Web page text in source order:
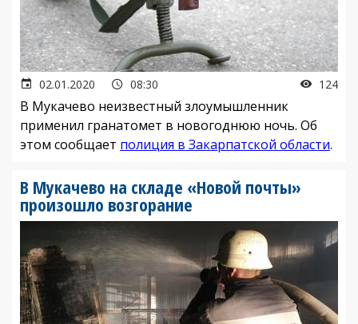
02.01.2020 08:30 124
В Мукачево неизвестный злоумышленник
применил гранатомет в новогоднюю ночь. Об
этом сообщает полиция в Закарпатской области.
В Мукачево на складе «Новой почты»
произошло возгорание